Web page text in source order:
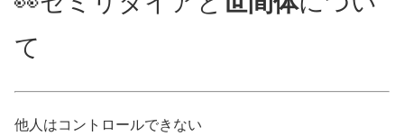
て
他人はコントロールできない